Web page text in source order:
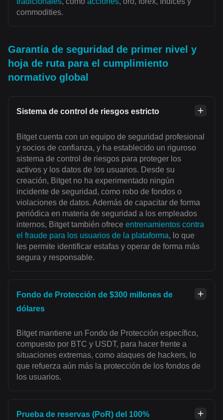
commodities.
Garantía de seguridad de primer nivel y
hoja de ruta para el cumplimiento
normativo global
Sistema de control de riesgos estricto
Bitget cuenta con un equipo de seguridad profesional
y socios de confianza, y ha establecido un riguroso
sistema de control de riesgos para proteger los
activos y los datos de los usuarios. Desde su
creación, Bitget no ha experimentado ningún
incidente de seguridad, como robo de fondos o
violaciones de datos. Además de capacitar de forma
periódica en materia de seguridad a los empleados
internos, Bitget también ofrece entrenamientos contra
el fraude para los usuarios de la plataforma, lo que
les permite identificar estafas y operar de forma más
segura y responsable.
Fondo de Protección de $300 millones de
dólares
Bitget mantiene un Fondo de Protección específico,
compuesto por BTC y USDT, para hacer frente a
situaciones extremas, como ataques de hackers, lo
que refuerza aún más la protección de los fondos de
los usuarios.
Prueba de reservas (PoR) del 100%